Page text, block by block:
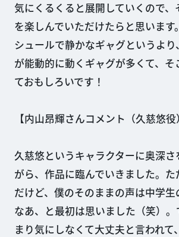
気にくるくると展開していくので、
を楽しんでいただけたらと思います
シュールで静かなギャグというより
が能動的に動くギャグが多くて、そ
ておもしろいです！
【内山昂輝さんコメント（久慈悠役
久慈悠というキャラクターに奥深
がら、作品に臨んでいきました。た
だけど、僕のそのままの声は中学生
なあ、と最初は思いました（笑）
まり気にしなくて大丈夫と言われて